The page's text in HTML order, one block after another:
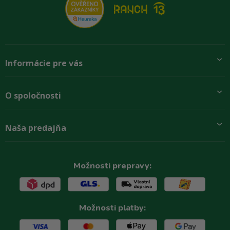
Informácie pre vás
Preprava a platba
Rady zákazníkom
O spoločnosti
O firme
Naša predajňa
Možnosti prepravy:
Možnosti platby: